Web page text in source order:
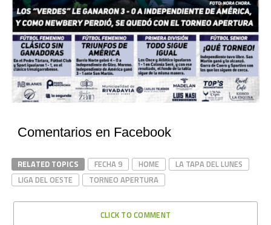
Comentarios en Facebook
RELATED TOPICS FECHA 9 HOME
LA TAPA DEL LUNES
LIGA DEL OESTE
TORNEO APERTURA
CLICK TO COMMENT